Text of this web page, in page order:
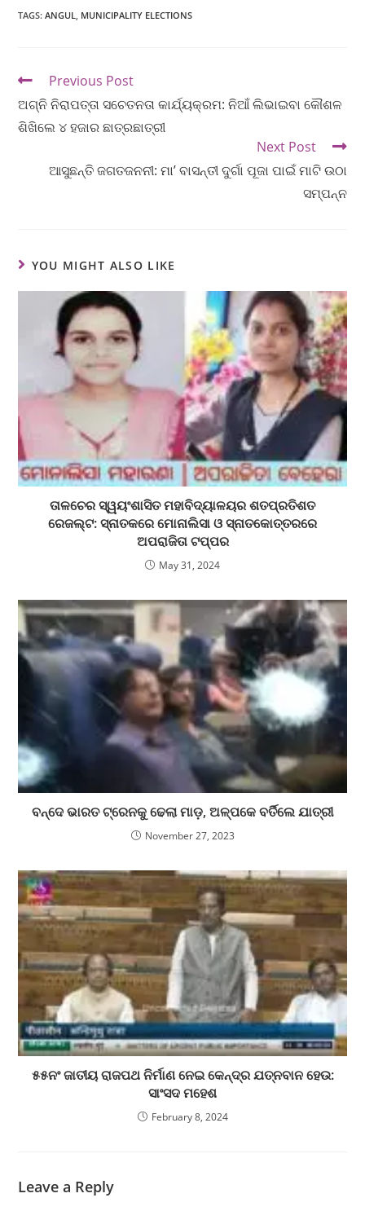
TAGS:ANGUL, MUNICIPALITY ELECTIONS
Previous Post
ଅଗ୍ନି ନିରାପତ୍ତା ସଚେତନତା କାର୍ଯ୍ୟକ୍ରମ: ନିଆଁ ଲିଭାଇବା କୌଶଳ
ଶିଖିଲେ ୪ ହଜାର ଛାତ୍ରଛାତ୍ରୀ
Next Post
ଆସୁଛନ୍ତି ଜଗତଜନନୀ: ମା’ ବାସନ୍ତୀ ଦୁର୍ଗା ପୂଜା ପାଇଁ ମାଟି ଉଠା
ସମ୍ପନ୍ନ
YOU MIGHT ALSO LIKE
ତାଳଚେର ସ୍ୱୟଂଶାସିତ ମହାବିଦ୍ୟାଳୟର ଶତପ୍ରତିଶତ
ରେଜଲ୍ଟ: ସ୍ନାତକରେ ମୋନାଲିସା ଓ ସ୍ନାତକୋତ୍ତରରେ
ଅପରାଜିତା ଟପ୍ପର
May 31, 2024
ବନ୍ଦେ ଭାରତ ଟ୍ରେନକୁ ଢେଲା ମାଡ଼, ଅଳ୍ପକେ ବର୍ତିଲେ ଯାତ୍ରୀ
November 27, 2023
୫୫ନଂ ଜାତୀୟ ରାଜପଥ ନିର୍ମାଣ ନେଇ କେନ୍ଦ୍ର ଯତ୍ନବାନ ହେଉ:
ସାଂସଦ ମହେଶ
February 8, 2024
Leave a Reply